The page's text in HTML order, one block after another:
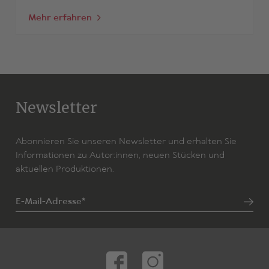
Mehr erfahren
Newsletter
Abonnieren Sie unseren Newsletter und erhalten Sie
Informationen zu Autor:innen, neuen Stücken und
aktuellen Produktionen.
E-Mail-Adresse*